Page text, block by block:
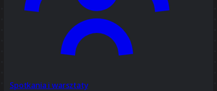
Spotkania i warsztaty